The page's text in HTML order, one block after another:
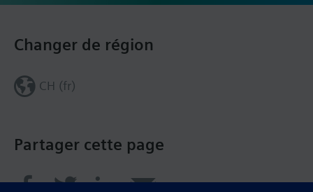
Partager cette page
Changer de région
CH (fr)